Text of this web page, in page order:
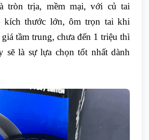
tròn trịa, mềm mại, với củ tai
kích thước lớn, ôm trọn tai khi
tầm trung, chưa đến 1 triệu thì
sẽ là sự lựa chọn tốt nhất dành